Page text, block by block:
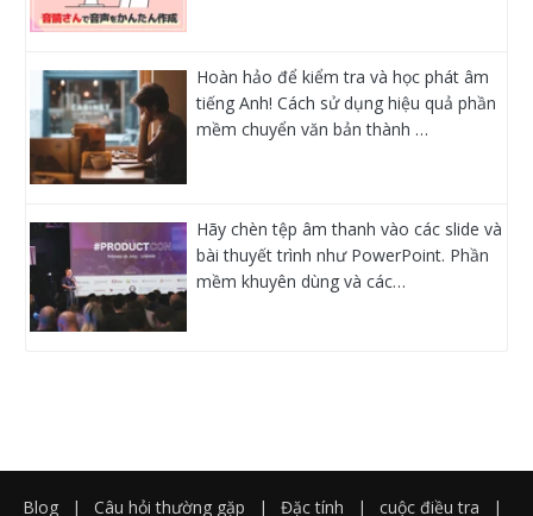
Hoàn hảo để kiểm tra và học phát âm
tiếng Anh! Cách sử dụng hiệu quả phần
mềm chuyển văn bản thành …
Hãy chèn tệp âm thanh vào các slide và
bài thuyết trình như PowerPoint. Phần
mềm khuyên dùng và các…
Blog | Câu hỏi thường gặp | Đặc tính | cuộc điều tra |